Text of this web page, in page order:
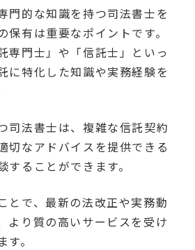
門的な知識を持つ司法書士を
保有は重要なポイントです。
専門士」や「信託士」といっ
に特化した知識や実務経験を
司法書士は、複雑な信託契約
切なアドバイスを提供できる
することができます。
とで、最新の法改正や実務動
より質の高いサービスを受け
す。